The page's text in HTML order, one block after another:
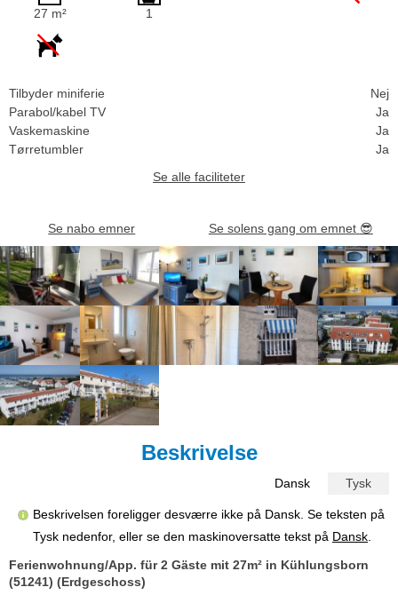
27 m² 1
Tilbyder miniferie
Nej
Parabol/kabel TV
Ja
Vaskemaskine
Ja
Tørretumbler
Ja
Se alle faciliteter
Se nabo emner Se solens gang om emnet 😎
Beskrivelse
Dansk Tysk
Beskrivelsen foreligger desværre ikke på Dansk. Se teksten på
Tysk nedenfor, eller se den maskinoversatte tekst på Dansk
Ferienwohnung/App. für 2 Gäste mit 27m² in Kühlungsborn
(51241) (Erdgeschoss)